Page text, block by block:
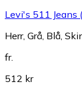
Levi's 511 Jeans
Herr, Grå, Blå,
fr.
512 kr